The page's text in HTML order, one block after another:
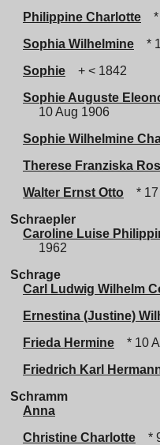
Philippine Charlotte
Sophia Wilhelmine
*
Sophie
+ < 1842
Sophie Auguste
10 Aug 1906
Sophie Wilhelmine
Therese Franziska
Walter Ernst Otto
*
Schraepler
Caroline Luise
1962
Schrage
Carl Ludwig Wilhelm
Ernestina (Justine)
Frieda Hermine
* 10
Friedrich Karl
Schramm
Anna
Christine Charlotte
*